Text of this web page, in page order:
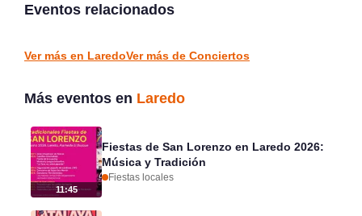
Eventos relacionados
Laredo
Ver más en LaredoVer más de Conciertos
Más eventos en Laredo
11:45
Fiestas de San Lorenzo en Laredo 2026:
Música y Tradición
Fiestas locales